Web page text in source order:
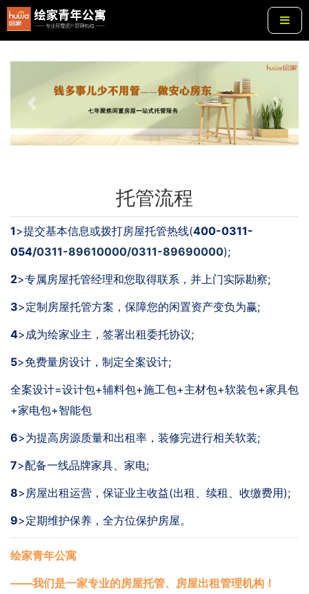
Previous Next
托管流程
1>提交基本信息或拨打房屋托管热线(400-0311-
054/0311-89610000/0311-89690000);
2>专属房屋托管经理和您取得联系，并上门实际勘察;
3>定制房屋托管方案，保障您的闲置资产变负为赢;
4> 成为绘家业主，签署出租委托协议;
5>免费量房设计，制定全案设计;
全案设计=设计包+辅料包+施工包+主材包+软装包+家具包
+家电包+智能包
6>为提高房源质量和出租率，装修完进行相关软装;
7>配备一线品牌家具、家电;
8>房屋出租运营，保证业主收益(出租、续租、收缴费用);
9>定期维护保养，全方位保护房屋。
绘家青年公寓
——我们是一家专业的房屋托管、房屋出租管理机构！